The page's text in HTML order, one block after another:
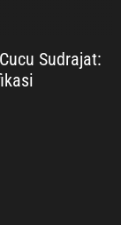
Sudrajat: